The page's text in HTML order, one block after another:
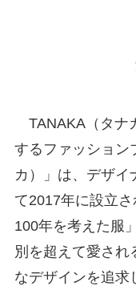
TANAKA（タナ
するファッション
カ）」は、デザイ
て2017年に設立
100年を考えた服
別を超えて愛され
なデザインを追求